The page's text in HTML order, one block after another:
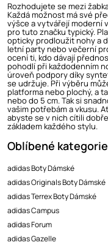
Rozhodujete se mezi
Každá možnost má své
výšce a vytvářejí moderní
pro tuto značku typický.
opticky prodloužit nohy a
letní party nebo večerní
ocení ti, kdo dávají
pohodlí při každodenním
úroveň podpory díky
se udržuje. Při výběru
platforma nebo plochý, a
nebo do 5 cm. Tak si
vašim potřebám a vkusu.
abyste se v nich cítili
základem každého stylu.
Oblíbené
adidas Boty Dámské
adidas Originals Boty Dámské
adidas Terrex Boty Dámské
adidas Campus
adidas Forum
adidas Gazelle